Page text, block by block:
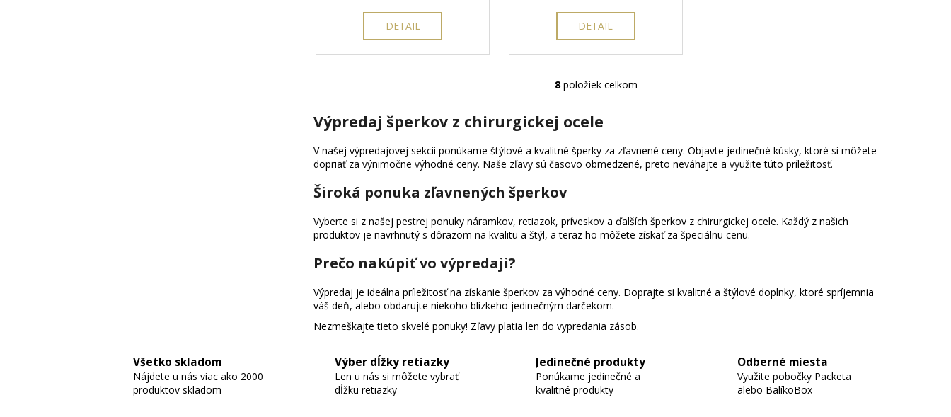
DETAIL DETAIL
O
l
d
a
e
p
y
v
ý
i
s
u
8položiek celkom
Výpredaj šperkov z chirurgickej ocele
V našej výpredajovej sekcii ponúkame štýlové a kvalitné šperky za zľavnené ceny. Objavte jedinečné kúsky, ktoré si môžete
dopriať za výnimočne výhodné ceny. Naše zľavy sú časovo obmedzené, preto neváhajte a využite túto príležitosť.
Široká ponuka zľavnených šperkov
Vyberte si z našej pestrej ponuky náramkov, retiazok, príveskov a ďalších šperkov z chirurgickej ocele. Každý z našich
produktov je navrhnutý s dôrazom na kvalitu a štýl, a teraz ho môžete získať za špeciálnu cenu.
Prečo nakúpiť vo výpredaji?
Výpredaj je ideálna príležitosť na získanie šperkov za výhodné ceny. Doprajte si kvalitné a štýlové doplnky, ktoré spríjemnia
váš deň, alebo obdarujte niekoho blízkeho jedinečným darčekom.
Nezmeškajte tieto skvelé ponuky! Zľavy platia len do vypredania zásob.
Všetko skladom
Nájdete u nás viac ako 2000
produktov skladom
Výber dĺžky retiazky
Len u nás si môžete vybrať
dĺžku retiazky
Jedinečné produkty
Ponúkame jedinečné a
kvalitné produkty
Odberné miesta
Využite pobočky Packeta
alebo BalíkoBox